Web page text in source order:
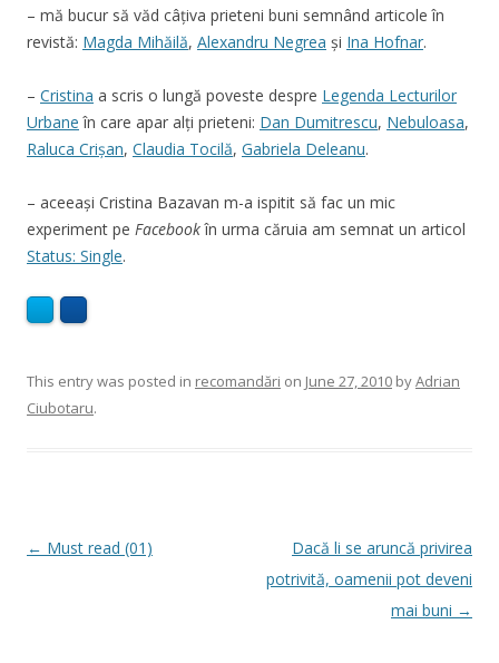
– mă bucur să văd câțiva prieteni buni semnând articole în
revistă: Magda Mihăilă, Alexandru Negrea și Ina Hofnar.
– Cristina a scris o lungă poveste despre Legenda Lecturilor
Urbane în care apar alți prieteni: Dan Dumitrescu, Nebuloasa,
Raluca Crișan, Claudia Tocilă, Gabriela Deleanu.
– aceeași Cristina Bazavan m-a ispitit să fac un mic
experiment pe Facebookîn urma căruia am semnat un articol
Status: Single.
This entry was posted in recomandări on June 27, 2010 byAdrian
Ciubotaru.
Post
← Must read (01)
Dacă li se aruncă privirea
potrivită, oamenii pot deveni
mai buni →